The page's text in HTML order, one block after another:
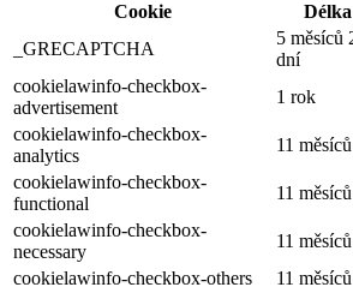
Cookie
Délka
_GRECAPTCHA
5 měsíců
dní
cookielawinfo-checkbox-
advertisement
1 rok
cookielawinfo-checkbox-
analytics
11 měsíců
cookielawinfo-checkbox-
functional
11 měsíců
cookielawinfo-checkbox-
necessary
11 měsíců
cookielawinfo-checkbox-others
11 měsíců